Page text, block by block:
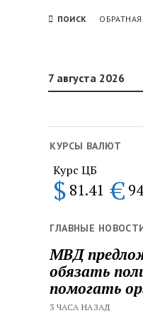
ПОИСК
7 августа 2026
КУРСЫ ВАЛЮТ
Курс ЦБ
$ 81.41 €
ГЛАВНЫЕ
МВД
обязать
помогать
3 ЧАСА НАЗАД